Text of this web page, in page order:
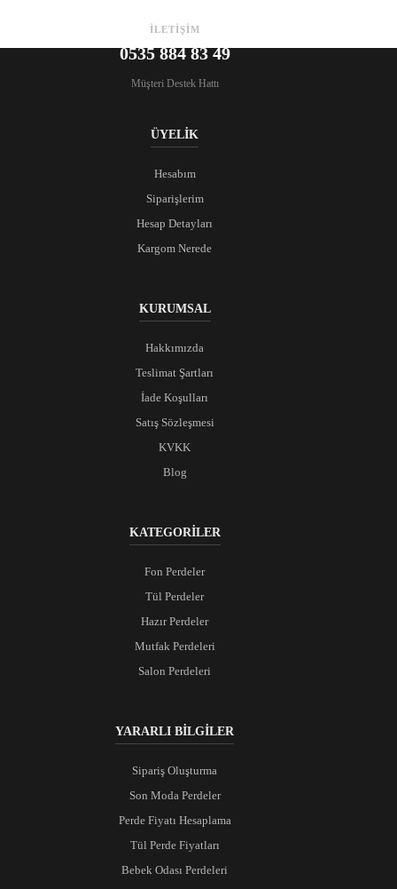
İLETİŞİM
0535 884 83 49
Müşteri Destek Hattı
ÜYELİK
Hesabım
Siparişlerim
Hesap Detayları
Kargom Nerede
KURUMSAL
Hakkımızda
Teslimat Şartları
İade Koşulları
Satış Sözleşmesi
KVKK
Blog
KATEGORİLER
Fon Perdeler
Tül Perdeler
Hazır Perdeler
Mutfak Perdeleri
Salon Perdeleri
YARARLI BİLGİLER
Sipariş Oluşturma
Son Moda Perdeler
Perde Fiyatı Hesaplama
Tül Perde Fiyatları
Bebek Odası Perdeleri